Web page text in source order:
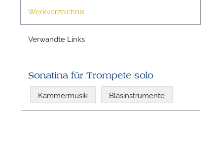
Werkverzeichnis
Verwandte Links
Sonatina für Trompete solo
Kammermusik Blasinstrumente